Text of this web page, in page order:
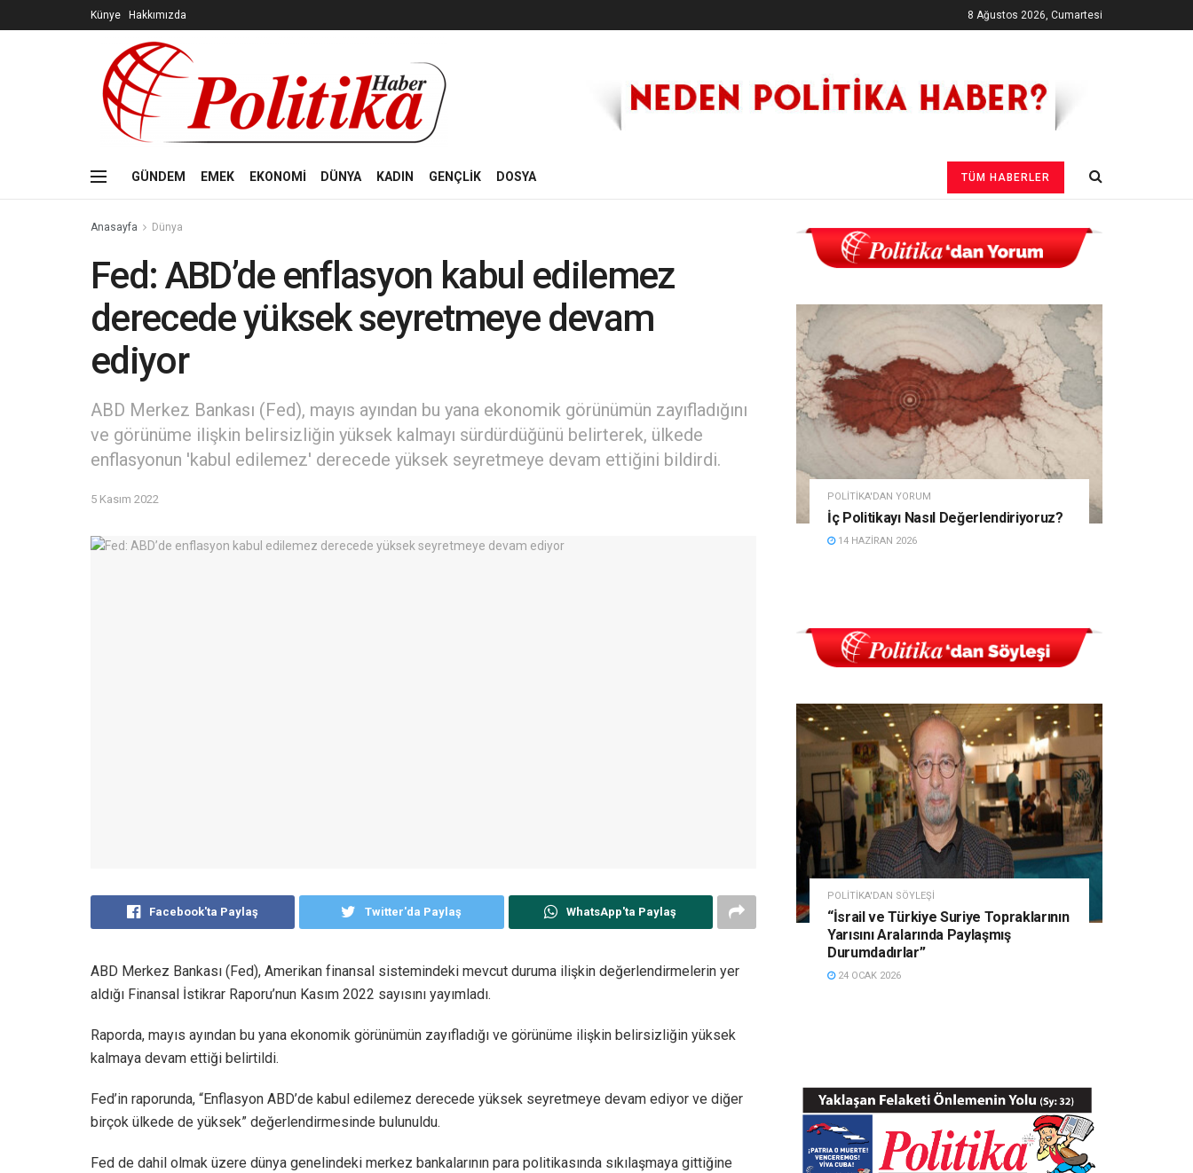
Künye Hakkımızda 8 Ağustos 2026, Cumartesi
GÜNDEM EMEK EKONOMİ DÜNYA KADIN GENÇLİK DOSYA TÜM HABERLER
Anasayfa Dünya
Fed: ABD’de enflasyon kabul edilemez
derecede yüksek seyretmeye devam
ediyor
ABD Merkez Bankası (Fed), mayıs ayından bu yana ekonomik görünümün zayıfladığını
ve görünüme ilişkin belirsizliğin yüksek kalmayı sürdürdüğünü belirterek, ülkede
enflasyonun 'kabul edilemez' derecede yüksek seyretmeye devam ettiğini bildirdi.
5 Kasım 2022
Facebook'ta Paylaş Twitter'da Paylaş WhatsApp'ta Paylaş
ABD Merkez Bankası (Fed), Amerikan finansal sistemindeki mevcut duruma ilişkin değerlendirmelerin yer
aldığı Finansal İstikrar Raporu’nun Kasım 2022 sayısını yayımladı.
Raporda, mayıs ayından bu yana ekonomik görünümün zayıfladığı ve görünüme ilişkin belirsizliğin yüksek
kalmaya devam ettiği belirtildi.
Fed’in raporunda, “Enflasyon ABD’de kabul edilemez derecede yüksek seyretmeye devam ediyor ve diğer
birçok ülkede de yüksek” değerlendirmesinde bulunuldu.
Fed de dahil olmak üzere dünya genelindeki merkez bankalarının para politikasında sıkılaşmaya gittiğine
POLITIKA'DAN YORUM
İç Politikayı Nasıl Değerlendiriyoruz?
14 HAZIRAN 2026
POLITIKA'DAN SÖYLEŞI
“İsrail ve Türkiye Suriye Topraklarının
Yarısını Aralarında Paylaşmış
Durumdadırlar”
24 OCAK 2026